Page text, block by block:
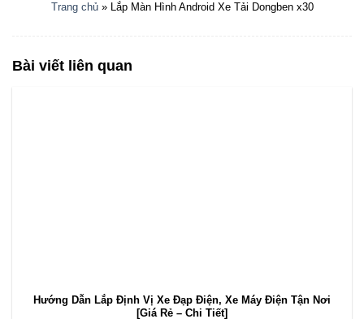
Trang chủ» Lắp Màn Hình Android Xe Tải Dongben x30
Bài viết liên quan
Hướng Dẫn Lắp Định Vị Xe Đạp Điện, Xe Máy Điện Tận Nơi
[Giá Rẻ – Chi Tiết]